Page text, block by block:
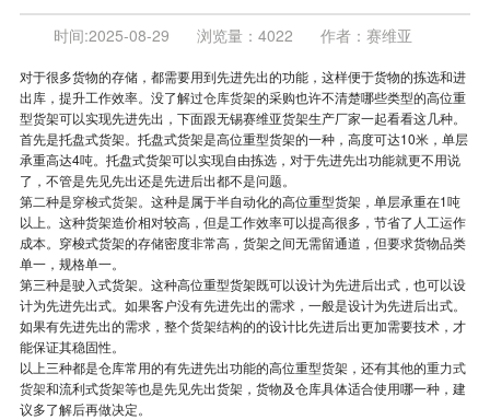
时间:2025-08-29 浏览量： 4022 作者： 赛维亚
对于很多货物的存储，都需要用到先进先出的功能，这样便于货物的拣选和进
出库，提升工作效率。没了解过仓库货架的采购也许不清楚哪些类型的高位重
型货架可以实现先进先出，下面跟无锡赛维亚货架生产厂家一起看看这几种。
首先是托盘式货架。托盘式货架是高位重型货架的一种，高度可达10米，单层
承重高达4吨。托盘式货架可以实现自由拣选，对于先进先出功能就更不用说
了，不管是先见先出还是先进后出都不是问题。
第二种是穿梭式货架。这种是属于半自动化的高位重型货架，单层承重在1吨
以上。这种货架造价相对较高，但是工作效率可以提高很多，节省了人工运作
成本。穿梭式货架的存储密度非常高，货架之间无需留通道，但要求货物品类
单一，规格单一。
第三种是驶入式货架。这种高位重型货架既可以设计为先进后出式，也可以设
计为先进先出式。如果客户没有先进先出的需求，一般是设计为先进后出式。
如果有先进先出的需求，整个货架结构的的设计比先进后出更加需要技术，才
能保证其稳固性。
以上三种都是仓库常用的有先进先出功能的高位重型货架，还有其他的重力式
货架和流利式货架等也是先见先出货架，货物及仓库具体适合使用哪一种，建
议多了解后再做决定。